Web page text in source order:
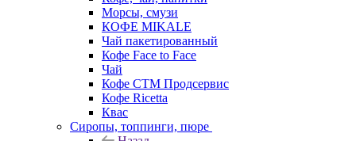
Морсы, смузи
КОФЕ MIKALE
Чай пакетированный
Кофе Face to Face
Чай
Кофе СТМ Продсервис
Кофе Ricetta
Квас
Сиропы, топпинги, пюре